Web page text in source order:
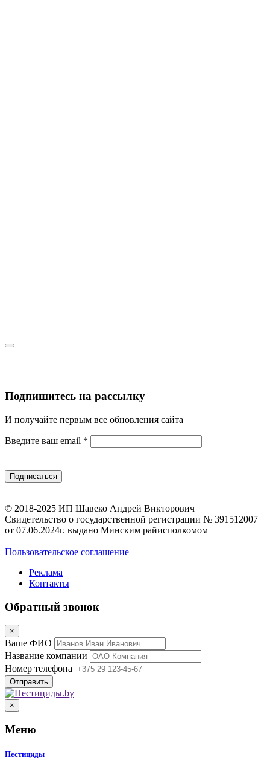
Подпишитесь на рассылку
И получайте первым все обновления сайта
Введите ваш email *
© 2018-2025 ИП Шавеко Андрей Викторович
Свидетельство о государственной регистрации № 391512007
от 07.06.2024г. выдано Минским райисполкомом
Пользовательское соглашение
Реклама
Контакты
Обратный звонок
×
Ваше ФИО
Название компании
Номер телефона
×
Меню
Пестициды